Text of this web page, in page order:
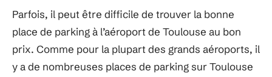
Parfois, il peut être difficile de trouver la bonne
place de parking à l’aéroport de Toulouse au bon
prix. Comme pour la plupart des grands aéroports, il
y a de nombreuses places de parking sur Toulouse